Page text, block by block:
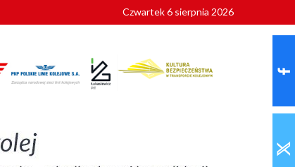
Czwartek 6 sierpnia 2026